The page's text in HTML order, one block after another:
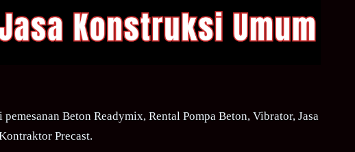
Beton Readymix, Rental Pompa Beton, Vibrator, Jasa
Precast.